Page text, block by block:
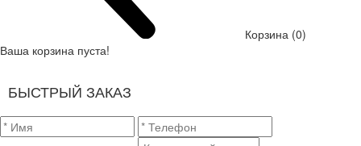
Корзина (0)
Ваша корзина пуста!
БЫСТРЫЙ ЗАКАЗ